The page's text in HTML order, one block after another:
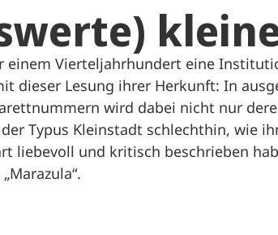
einem Vierteljahrhundert eine
dieser Lesung ihrer Herkunft: In
wird dabei nicht nur
Typus Kleinstadt schlechthin, wie
liebevoll und kritisch beschrieben